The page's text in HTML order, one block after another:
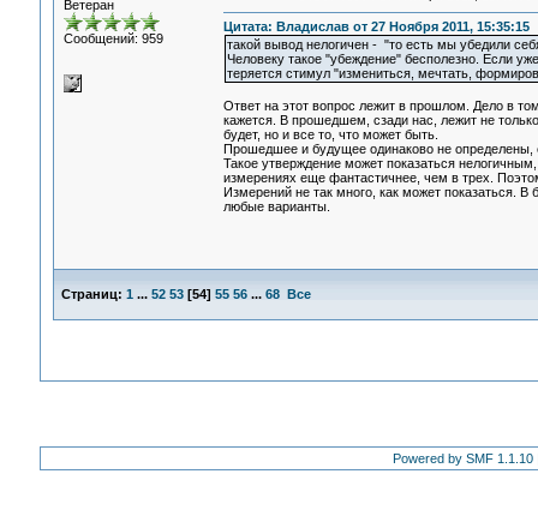
Ветеран
Сообщений: 959
Цитата: Владислав от 27 Ноября 2011, 15:35:15
такой вывод нелогичен - "то есть мы убедили
Человеку такое "убеждение" бесполезно. Если
теряется стимул "измениться, мечтать,
Ответ на этот вопрос лежит в прошлом. Дело в
кажется. В прошедшем, сзади нас, лежит не
будет, но и все то, что может быть.
Прошедшее и будущее одинаково не определены,
Такое утверждение может показаться
измерениях еще фантастичнее, чем в трех.
Измерений не так много, как может показаться.
любые варианты.
Страниц: 1 ... 52 53[54] 55 56 ... 68 Все
Powered by SMF 1.1.10